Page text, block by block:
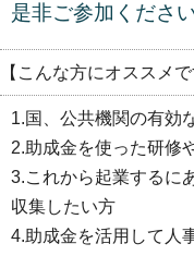
是非ご参加ください
【こんな方にオススメで
1.国、公共機関の有効
2.助成金を使った研修
3.これから起業するに
収集したい方
4.助成金を活用して人